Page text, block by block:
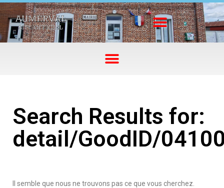
Search Results for:
detail/GoodID/
Il semble que nous ne trouvons pas ce que vous cherchez.